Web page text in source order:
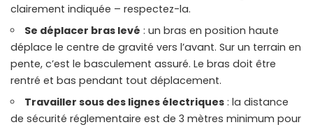
clairement indiquée – respectez-la.
Se déplacer bras levé : un bras en position haute
déplace le centre de gravité vers l’avant. Sur un terrain en
pente, c’est le basculement assuré. Le bras doit être
rentré et bas pendant tout déplacement.
Travailler sous des lignes électriques : la distance
de sécurité réglementaire est de 3 mètres minimum pour